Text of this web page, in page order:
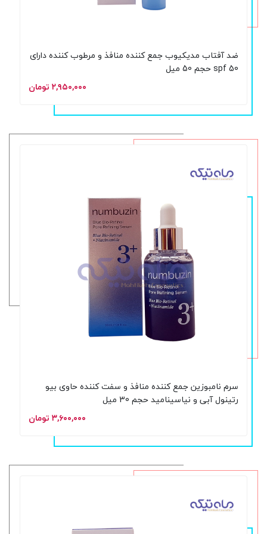
ضد آفتاب مدیکیوب جمع کننده منافذ و مرطوب کننده دارای
spf 50 حجم 50 میل
۲,۹۵۰,۰۰۰ تومان
سرم نامبوزین جمع کننده منافذ و سفت کننده حاوی بیو
رتینول آبی و نیاسینامید حجم 30 میل
۳,۶۰۰,۰۰۰ تومان